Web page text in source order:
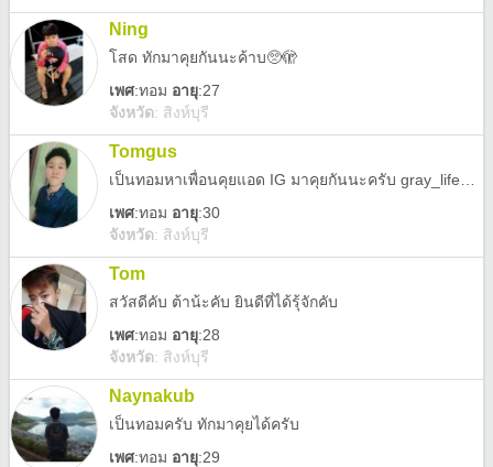
Ning
โสด ทักมาคุยกันนะค้าบ🥺🫣
เพศ:ทอม อายุ:27
จังหวัด: สิงห์บุรี
Tomgus
เพศ:ทอม อายุ:30
จังหวัด: สิงห์บุรี
Tom
สวัสดีคับ ต้าน้ะคับ ยินดีที่ได้รุ้จักคับ
เพศ:ทอม อายุ:28
จังหวัด: สิงห์บุรี
Naynakub
เป็นทอมครับ ทักมาคุยได้ครับ
เพศ:ทอม อายุ:29